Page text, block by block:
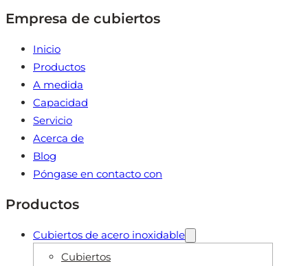
Empresa de cubiertos
Inicio
Productos
A medida
Capacidad
Servicio
Acerca de
Blog
Póngase en contacto con
Productos
Cubiertos de acero inoxidable
Cubiertos